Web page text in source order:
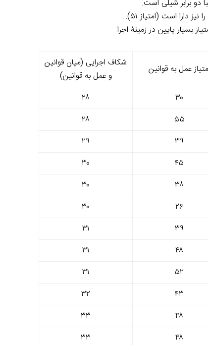
دو برابر شیلی است.
بسیار پایین در زمینۀ اجرا.
عمل به قوانین
شکاف اجرایی (میان قوانین
و عمل به قوانین)
۳۰
۲۸
۵۵
۲۸
۳۹
۲۹
۴۵
۳۰
۳۸
۳۰
۲۶
۳۰
۳۹
۳۱
۴۸
۳۱
۵۲
۳۱
۴۳
۳۲
۴۸
۳۳
۴۸
۳۳